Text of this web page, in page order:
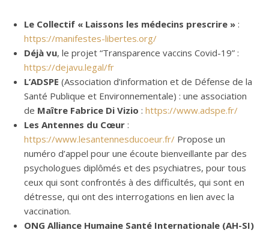
Le Collectif « Laissons les médecins prescrire » :
https://manifestes-libertes.org/
Déjà vu, le projet “Transparence vaccins Covid-19” :
https://dejavu.legal/fr
L’ADSPE (Association d’information et de Défense de la
Santé Publique et Environnementale) : une association
de Maître Fabrice Di Vizio : https://www.adspe.fr/
Les Antennes du Cœur :
https://www.lesantennesducoeur.fr/ Propose un
numéro d’appel pour une écoute bienveillante par des
psychologues diplômés et des psychiatres, pour tous
ceux qui sont confrontés à des difficultés, qui sont en
détresse, qui ont des interrogations en lien avec la
vaccination.
ONG Alliance Humaine Santé Internationale (AH-SI)